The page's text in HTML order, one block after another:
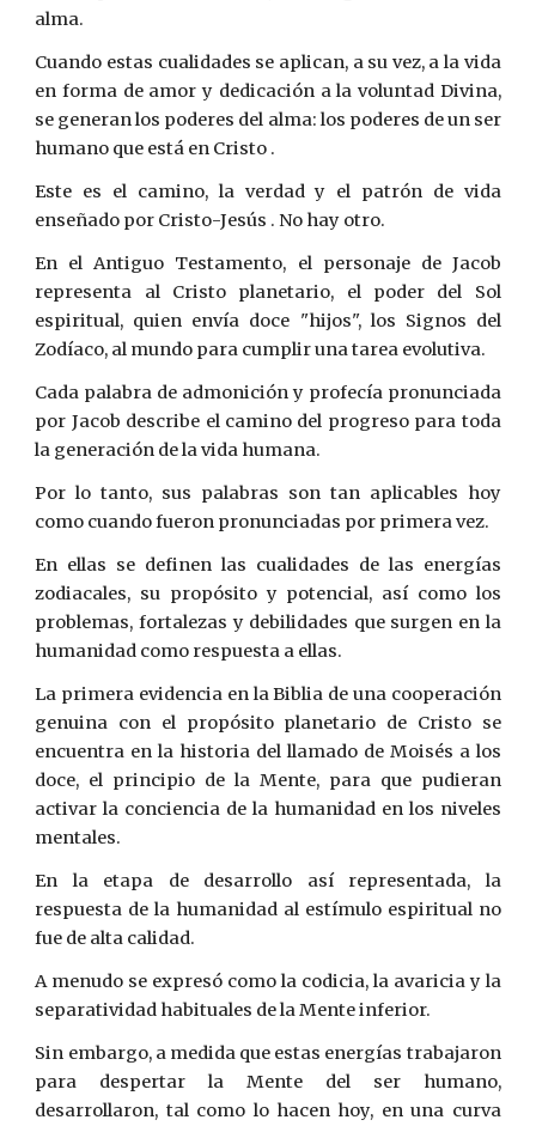
alma.
Cuando estas cualidades se aplican, a su vez, a la vida
en forma de amor y dedicación a la voluntad Divina,
se generan los poderes del alma: los poderes de un ser
humano que está en Cristo .
Este es el camino, la verdad y el patrón de vida
enseñado por Cristo-Jesús . No hay otro.
En el Antiguo Testamento, el personaje de Jacob
representa al Cristo planetario, el poder del Sol
espiritual, quien envía doce "hijos", los Signos del
Zodíaco, al mundo para cumplir una tarea evolutiva.
Cada palabra de admonición y profecía pronunciada
por Jacob describe el camino del progreso para toda
la generación de la vida humana.
Por lo tanto, sus palabras son tan aplicables hoy
como cuando fueron pronunciadas por primera vez.
En ellas se definen las cualidades de las energías
zodiacales, su propósito y potencial, así como los
problemas, fortalezas y debilidades que surgen en la
humanidad como respuesta a ellas.
La primera evidencia en la Biblia de una cooperación
genuina con el propósito planetario de Cristo se
encuentra en la historia del llamado de Moisés a los
doce, el principio de la Mente, para que pudieran
activar la conciencia de la humanidad en los niveles
mentales.
En la etapa de desarrollo así representada, la
respuesta de la humanidad al estímulo espiritual no
fue de alta calidad.
A menudo se expresó como la codicia, la avaricia y la
separatividad habituales de la Mente inferior.
Sin embargo, a medida que estas energías trabajaron
para despertar la Mente del ser humano,
desarrollaron, tal como lo hacen hoy, en una curva